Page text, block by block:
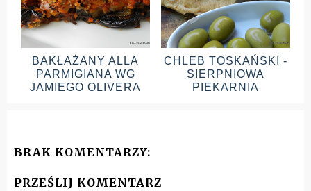
BAKŁAŻANY ALLA
PARMIGIANA WG
JAMIEGO OLIVERA
CHLEB TOSKAŃSKI -
SIERPNIOWA
PIEKARNIA
BRAK KOMENTARZY:
PRZEŚLIJ KOMENTARZ